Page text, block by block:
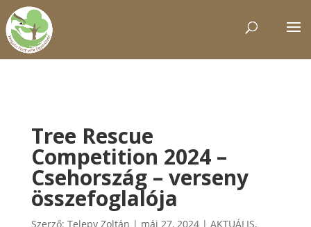
Tree Rescue
Competition 2024 –
Csehország – verseny
összefoglalója
Szerző: Telepy Zoltán | máj 27, 2024| AKTUÁLIS,